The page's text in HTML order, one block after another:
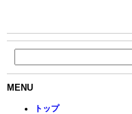
MENU
トップ